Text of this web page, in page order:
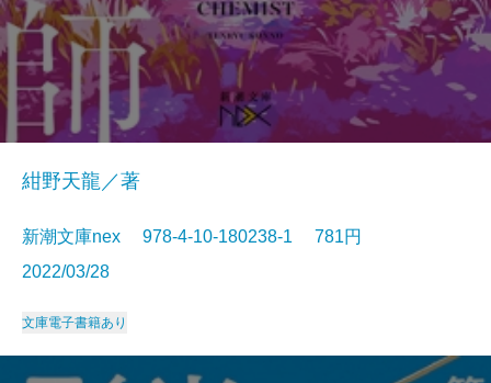
紺野天龍／著
新潮文庫nex 978-4-10-180238-1 781円
2022/03/28
文庫電子書籍あり